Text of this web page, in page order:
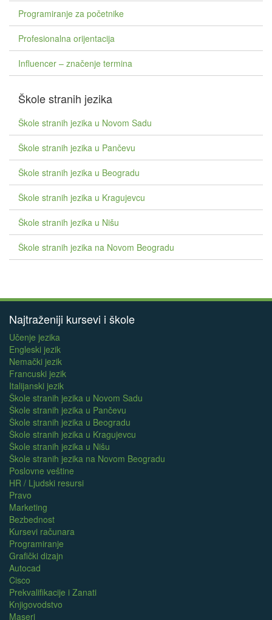
Programiranje za početnike
Profesionalna orijentacija
Influencer – značenje termina
Škole stranih jezika
Škole stranih jezika u Novom Sadu
Škole stranih jezika u Pančevu
Škole stranih jezika u Beogradu
Škole stranih jezika u Kragujevcu
Škole stranih jezika u Nišu
Škole stranih jezika na Novom Beogradu
Najtraženiji kursevi i škole
Učenje jezika
Engleski jezik
Nemački jezik
Francuski jezik
Italijanski jezik
Škole stranih jezika u Novom Sadu
Škole stranih jezika u Pančevu
Škole stranih jezika u Beogradu
Škole stranih jezika u Kragujevcu
Škole stranih jezika u Nišu
Škole stranih jezika na Novom Beogradu
Poslovne veštine
HR / Ljudski resursi
Pravo
Marketing
Bezbednost
Kursevi računara
Programiranje
Grafički dizajn
Autocad
Cisco
Prekvalifikacije i Zanati
Knjigovodstvo
Maseri